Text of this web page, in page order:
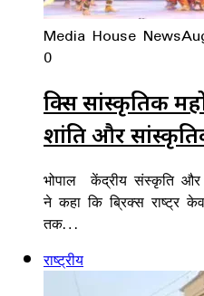
Media House News
0
ब्रिक्स सांस्कृतिक
शांति और
भोपाल केंद्रीय संस्कृति
ने कहा कि ब्रिक्स राष्ट्र
तक…
राष्ट्रीय